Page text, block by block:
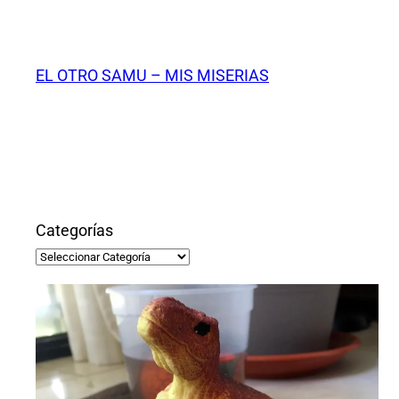
contenido
EL OTRO SAMU – MIS MISERIAS
Categorías